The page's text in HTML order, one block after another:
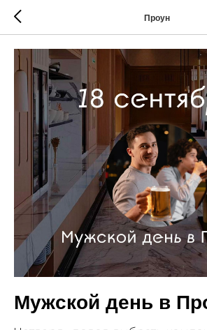
Проун
Мужской день в